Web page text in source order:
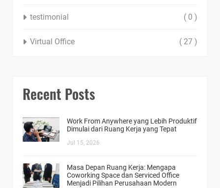
testimonial ( 0 )
Virtual Office ( 27 )
Recent Posts
Work From Anywhere yang Lebih Produktif
Dimulai dari Ruang Kerja yang Tepat
Jul 15, 2026
Masa Depan Ruang Kerja: Mengapa
Coworking Space dan Serviced Office
Menjadi Pilihan Perusahaan Modern